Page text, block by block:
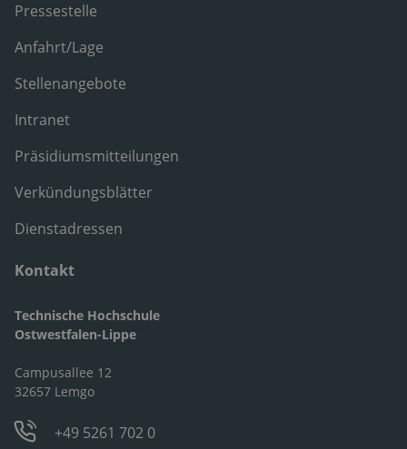
Pressestelle
Anfahrt/Lage
Stellenangebote
Intranet
Präsidiumsmitteilungen
Verkündungsblätter
Dienstadressen
Kontakt
Technische Hochschule
Ostwestfalen-Lippe
Campusallee 12
32657 Lemgo
+49 5261 702 0